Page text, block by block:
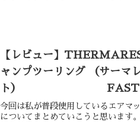
【レビュー】
ャンプツーリング （サーマ
ト） FAST &
今回は私が普段使用しているエア
についてまとめていこうと思います